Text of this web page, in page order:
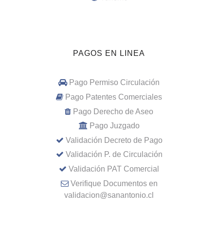
PAGOS EN LINEA
Pago Permiso Circulación
Pago Patentes Comerciales
Pago Derecho de Aseo
Pago Juzgado
Validación Decreto de Pago
Validación P. de Circulación
Validación PAT Comercial
Verifique Documentos en
validacion@sanantonio.cl